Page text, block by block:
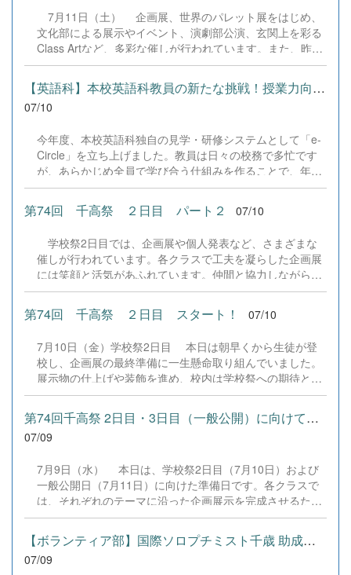
7月11日（土） 企画展、世界のパレット展をはじめ、
文化部による展示やイベント、演劇部公演、玄関上を彩る
Class Artなど、多彩な催しが行われています。また、昨日
に引き続き、PTAの皆様のご協力による販売やキッチンカ
ーも出店し、会場は笑顔と活気にあふれています。この学
校祭が盛大に開催できているのは、生徒たちの主体的な活
動はもちろんのこと、PTAの皆様をはじめ、地域の皆様の
す。会場全体が大いに盛り上がり、多くの笑顔があふれ
る、思い出に残る一日となっています。 &nbsp; &nbsp;
&nbsp; &nbsp; &nbsp; &nbsp;&nbsp; &nbsp;
【英語科】本校英語科教員の新たな挑戦！授業力向上を目指す「e-C...
07/10
今年度、本校英語科独自の見学・研修システムとして「e-
Circle」を立ち上げました。教員は日々の校務で多忙です
が、あらかじめ全員で学び合う仕組みを作ることで、年4
回の公開授業と深いディスカッションを通じた指導技術の
向上を目指しています。 6月27日の第1回（大西教諭・1年
論理表現）では「4技能をバランスよく組み込む方法」を
「ウグイスAI」の効果的な活用法や文法指導のあり方につ
いて活発な意見が交わされ、教員間でも大きな学びとなり
ました。 目的は、何よりも、生徒の学力向上へ繋げるこ
と。そのために教員自身が指導力を磨く楽しさや働き甲斐
を感じられるようにすることです。先生たちも全力でがん
日々の勉学に一生懸命励み、世界へ羽ばたく力を身に付け
てください。次回は7月17日に開催予定です！
第74回 千高祭 ２日目 パート２ 07/10
学校祭2日目では、企画展や個人発表など、さまざまな
催しが行われています。各クラスで工夫を凝らした企画展
には笑顔と活気があふれています。仲間と協力しながら学
校祭を楽しむ姿があちこちで見られ、学校全体が温かく盛
り上がった雰囲気に包まれています。PTAの方々も参加・
協力していただいております。思い出に残る学校祭2日目
くの地域の方々にご来校いただきたいと思っております。
ぜひ、本校生の活躍をご覧ください。 &nbsp; &nbsp;
&nbsp;
第74回 千高祭 ２日目 スタート！ 07/10
7月10日（金）学校祭2日目 本日は朝早くから生徒が登
校し、企画展の最終準備に一生懸命取り組んでいました。
展示物の仕上げや装飾を進め、校内は学校祭への期待と活
気に包まれています。また、本日はPTAによる焼き鳥の販
売に加え、キッチンカーも登場します。おいしいグルメも
学校祭の楽しみの一つです。本日も、生徒たちの創意工夫
が詰まった企画展やステージ発表など、見どころが盛りだ
第74回千高祭 2日目・3日目（一般公開）に向けての準備
07/09
7月9日（水） 本日は、学校祭2日目（7月10日）および
一般公開日（7月11日）に向けた準備日です。各クラスで
は、それぞれのテーマに沿った企画展示を完成させるた
め、教室の装飾や展示物の制作に取り組んでいます。一人
ひとりが役割を担い、クラス全員で協力しながら準備を進
めています。趣向を凝らした企画展示が完成間近です。生
徒たちの創意工夫と努力の成果を、ぜひ一般公開日にご覧
【ボランティア部】国際ソロプチミスト千歳 助成金贈呈式
07/09